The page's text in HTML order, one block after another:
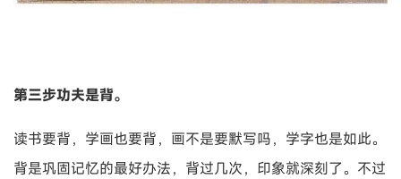
第三步功夫是背。
读书要背，学画也要背，画不是要默写吗，学字也是如此。
背是巩固记忆的最好办法，背过几次，印象就深刻了。不过